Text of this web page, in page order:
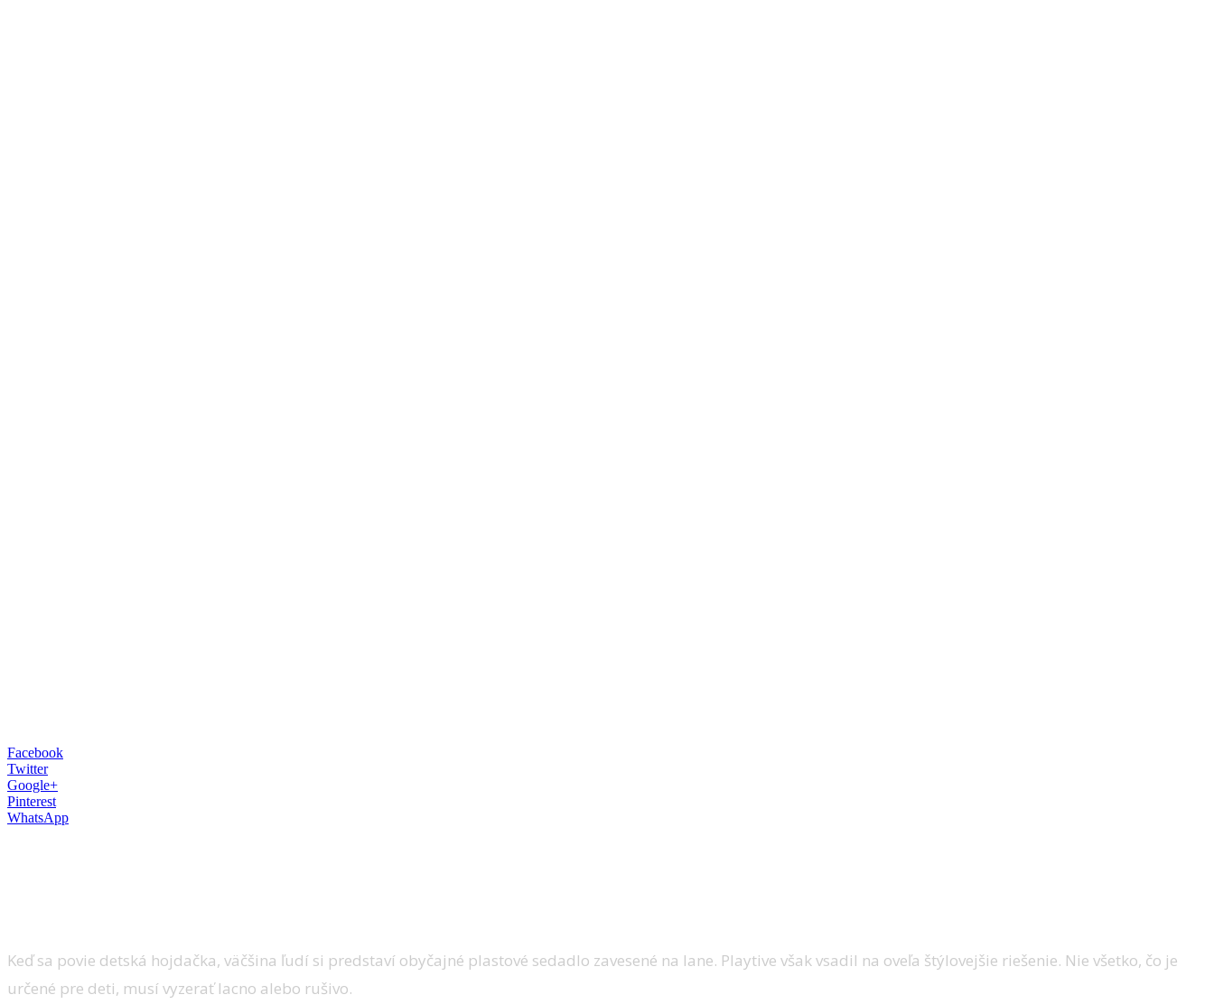
Facebook
Twitter
Google+
Pinterest
WhatsApp
Keď sa povie detská hojdačka, väčšina ľudí si predstaví obyčajné plastové sedadlo zavesené na lane. Playtive však vsadil na oveľa štýlovejšie riešenie. Nie všetko, čo je
určené pre deti, musí vyzerať lacno alebo rušivo.